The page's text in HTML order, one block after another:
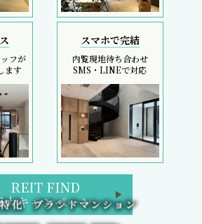
フが
ます
スマホで完結
内覧現地待ち合わせ
SMS・LINEで対応
REIT FIND
大キャンペーン